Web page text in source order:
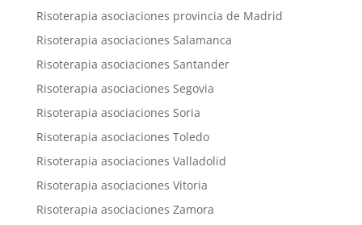
Risoterapia asociaciones provincia de Madrid
Risoterapia asociaciones Salamanca
Risoterapia asociaciones Santander
Risoterapia asociaciones Segovia
Risoterapia asociaciones Soria
Risoterapia asociaciones Toledo
Risoterapia asociaciones Valladolid
Risoterapia asociaciones Vitoria
Risoterapia asociaciones Zamora